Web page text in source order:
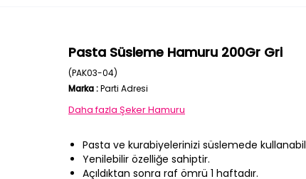
Pasta Süsleme Hamuru 200Gr Gri
(PAK03-04)
Marka:Parti Adresi
Daha fazla Şeker Hamuru
Pasta ve kurabiyelerinizi süslemede
Yenilebilir özelliğe sahiptir.
Açıldıktan sonra raf ömrü 1 haftadır.